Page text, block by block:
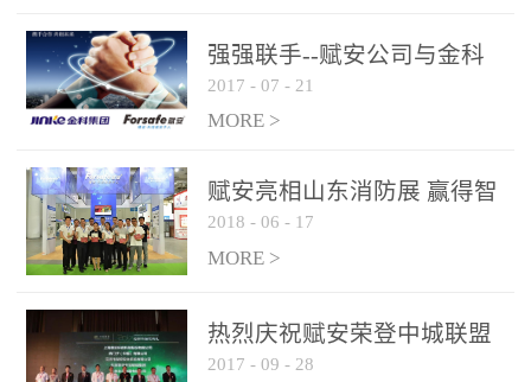
是针对这种高大空间建筑
物的消防设施、设备通过
现场图像的实时获取、预
处理和特征提取分析，实
现火焰的跟踪和识别。能
更早的进行预警，达到早
报早防的效果。 系统构
成示意图： 图像型火灾
和监控端两大部分组成。
两者之间通过以太网相
强强联手--赋安公司与金科
集团达成战略合作协议
2017 - 07 - 21
MORE >
赋安亮相山东消防展 赢得智
慧消防新荣耀
2018 - 06 - 17
MORE >
热烈庆祝赋安荣登中城联盟
联合采购战略合作平台
2017 - 09 - 28